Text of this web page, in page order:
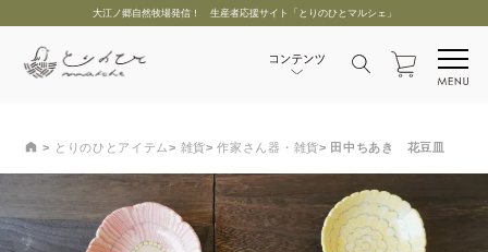
大江ノ郷自然牧場発信！ 生産者応援サイト「とりのひとマルシェ」
とりのひとアイテム 雑貨 作家さん器・雑貨 田中ちあき 花豆皿